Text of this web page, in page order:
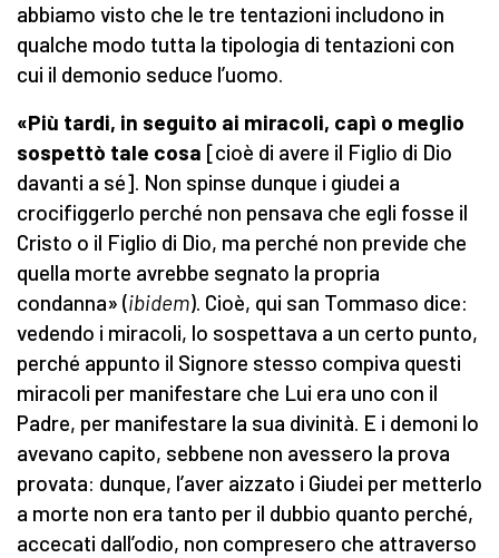
abbiamo visto che le tre tentazioni includono in
qualche modo tutta la tipologia di tentazioni con
cui il demonio seduce l’uomo.
«Più tardi, in seguito ai miracoli, capì o meglio
sospettò tale cosa [cioè di avere il Figlio di Dio
davanti a sé]. Non spinse dunque i giudei a
crocifiggerlo perché non pensava che egli fosse il
Cristo o il Figlio di Dio, ma perché non previde che
quella morte avrebbe segnato la propria
condanna» (ibidem). Cioè, qui san Tommaso dice:
vedendo i miracoli, lo sospettava a un certo punto,
perché appunto il Signore stesso compiva questi
miracoli per manifestare che Lui era uno con il
Padre, per manifestare la sua divinità. E i demoni lo
avevano capito, sebbene non avessero la prova
provata: dunque, l’aver aizzato i Giudei per metterlo
a morte non era tanto per il dubbio quanto perché,
accecati dall’odio, non compresero che attraverso